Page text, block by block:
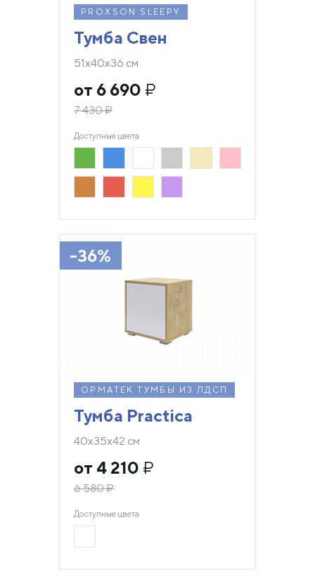
PROXSON SLEEPY
Тумба Свен
51х40х36 см
от 6 690 ₽
7 430₽
Доступные цвета
-36%
ОРМАТЕК ТУМБЫ ИЗ ЛДСП
Тумба Practica
40х35х42 см
от 4 210 ₽
6 580₽
Доступные цвета